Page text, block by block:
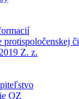
protispoločenskej
Z. z.
OZ